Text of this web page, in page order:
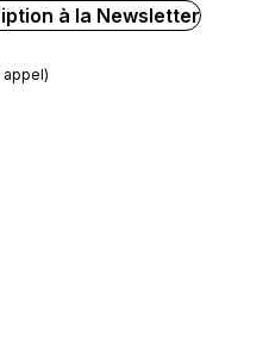
à la Newsletter
appel)